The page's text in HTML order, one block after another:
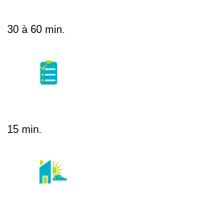
30 à 60 min.
15 min.